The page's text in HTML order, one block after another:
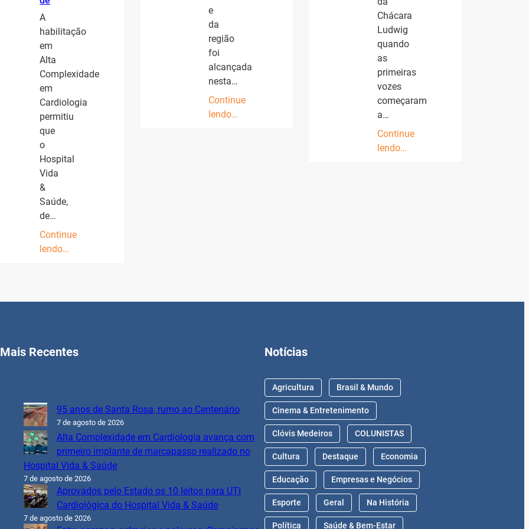
A
habilitação
em
Alta
Complexidade
em
Cardiologia
permitiu
que
o
Hospital
Vida
&
Saúde,
de…
Continue
lendo…
e
da
região
foi
alcançada
nesta…
Continue
lendo…
Chácara
Ludwig
quando
as
primeiras
vozes
começaram
a…
Continue
lendo…
Mais Recentes
95 anos de Santa Rosa, rumo ao Centenário
7 de agosto de 2026
Alta Complexidade em Cardiologia avança com
primeiro implante de marcapasso realizado no
Hospital Vida & Saúde
7 de agosto de 2026
Aprovados pelo Estado os 10 leitos para UTI
Cardiológica do Hospital Vida & Saúde
7 de agosto de 2026
Notícias
Agricultura Brasil & Mundo
Cinema & Entretenimento
Clóvis Medeiros COLUNISTAS
Cultura Destaque Economia
Educação Empresas e Negócios
Esporte Geral Na História
Política Saúde & Bem-Estar